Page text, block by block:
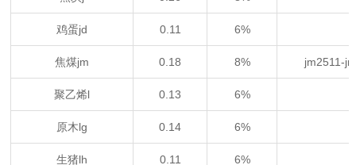
鸡蛋jd 0.11 6%
焦煤jm 0.18 8% jm2511-
聚乙烯l 0.13 6%
原木lg 0.14 6%
生猪lh 0.11 6%